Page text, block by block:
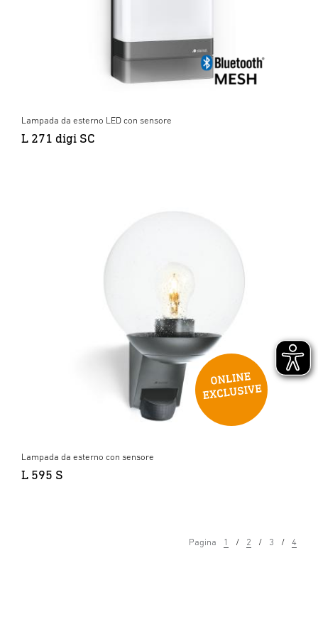
Lampada da esterno LED con sensore
L 271 digi SC
Lampada da esterno con sensore
L 595 S
Pagina 1 2 3 4